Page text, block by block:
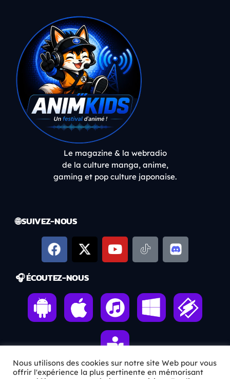
Le magazine & la webradio
de la culture manga, anime,
gaming et pop culture japonaise.
🌐 SUIVEZ-NOUS
🎧 ÉCOUTEZ-NOUS
Nous utilisons des cookies sur notre site Web pour vous
offrir l'expérience la plus pertinente en mémorisant